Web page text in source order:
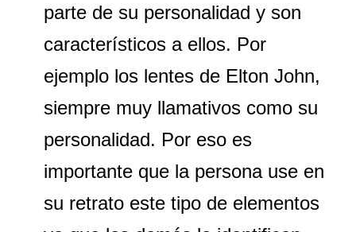
parte de su personalidad y son
característicos a ellos. Por
ejemplo los lentes de Elton John,
siempre muy llamativos como su
personalidad. Por eso es
importante que la persona use en
su retrato este tipo de elementos